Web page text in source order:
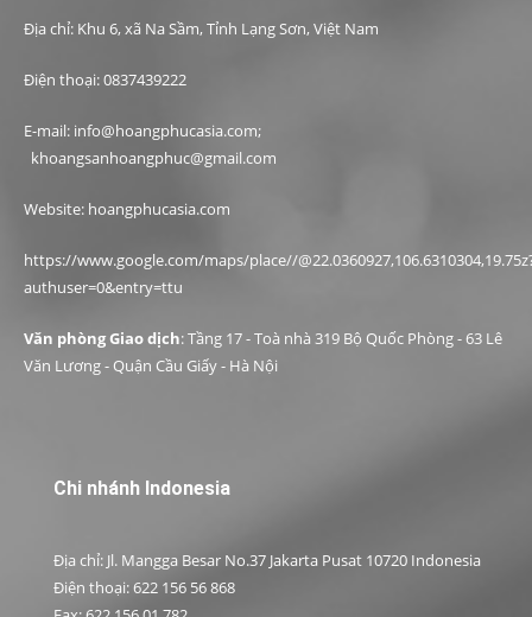
Địa chỉ: Khu 6, xã Na Sầm, Tỉnh Lạng Sơn, Việt Nam
Điện thoại: 0837439222
E-mail: info@hoangphucasia.com;
khoangsanhoangphuc@gmail.com
Website: hoangphucasia.com
https://www.google.com/maps/place//
authuser=0&entry=ttu
Văn phòng Giao dịch: Tầng 17 - Toà nhà 319 Bộ Quốc Phòng - 63 Lê
Văn Lương - Quận Cầu Giấy - Hà Nội
Chi nhánh Indonesia
Địa chỉ: Jl. Mangga Besar No.37 Jakarta Pusat 10720 Indonesia
Điện thoại: 622 156 56 868